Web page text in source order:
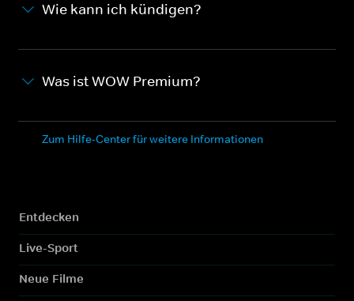
Wie kann ich kündigen?
Was ist WOW Premium?
Zum Hilfe-Center für weitere Informationen
Entdecken
Live-Sport
Neue Filme